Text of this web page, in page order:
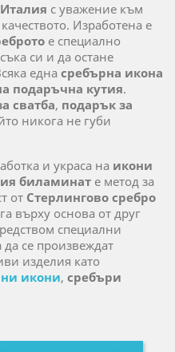
Италия с уважение към
Изработена е
е специално
си и да остане
една сребърна икона
подаръчна кутия.
сватба, подарък за
никога не губи
и украса на икони
биламинат е метод за
от Стерлингово сребро
върху основа от друг
специални
се произвеждат
изделия като
икони, сребъри